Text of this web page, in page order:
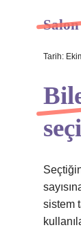
Tarih:
sistem